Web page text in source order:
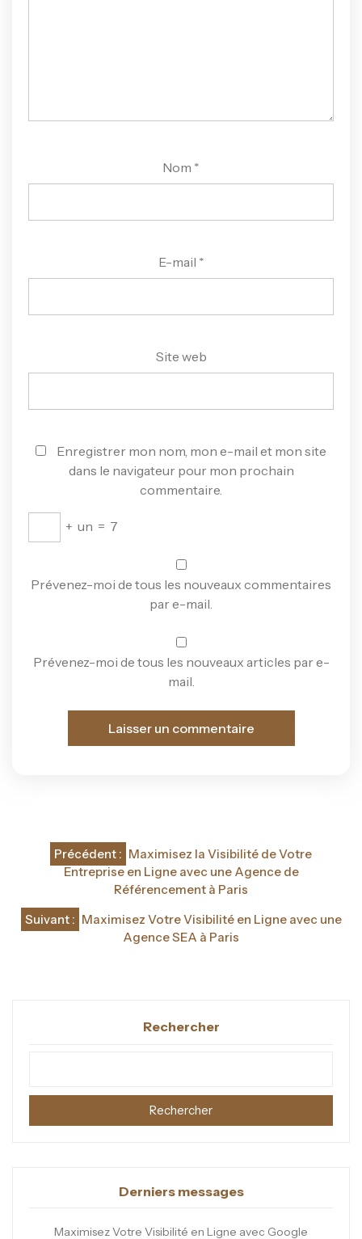
Nom *
E-mail *
Site web
Enregistrer mon nom, mon e-mail et mon site
dans le navigateur pour mon prochain
commentaire.
+ un = 7
Prévenez-moi de tous les nouveaux commentaires
par e-mail.
Prévenez-moi de tous les nouveaux articles par e-
mail.
Navigation
l’article
Précédent : Maximisez la Visibilité de Votre
Entreprise en Ligne avec une Agence de
Référencement à Paris
Suivant : Maximisez Votre Visibilité en Ligne avec une
Agence SEA à Paris
Rechercher
Rechercher
Derniers messages
Maximisez Votre Visibilité en Ligne avec Google